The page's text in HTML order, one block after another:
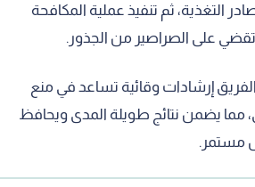
التغذية، ثم تنفيذ عملية المكافحة
على الصراصير من الجذور.
إرشادات وقائية تساعد في منع
مما يضمن نتائج طويلة المدى ويحافظ
مستمر.